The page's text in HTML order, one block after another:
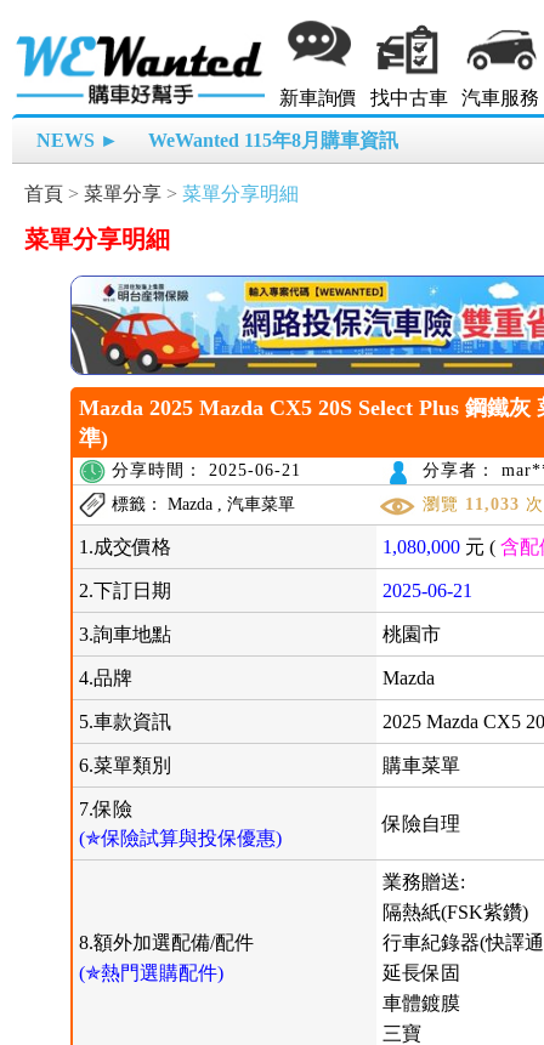
新車詢價 找中古車 汽車服務
NEWS ► WeWanted 115年8月購車資訊
首頁 > 菜單分享 > 菜單分享明細
菜單分享明細
Mazda 2025 Mazda CX5 20S Select Plus 鋼鐵灰
準)
分享時間： 2025-06-21
分享者：
標籤： Mazda , 汽車菜單
瀏覽 11,033 次
1.成交價格 1,080,000 元 (含配
2.下訂日期 2025-06-21
3.詢車地點 桃園市
4.品牌 Mazda
5.車款資訊 2025 Mazda CX5
6.菜單類別 購車菜單
7.保險
(✯保險試算與投保優惠)
保險自理
8.額外加選配備/配件
(✯熱門選購配件)
業務贈送:
隔熱紙(FSK紫鑽)
行車紀錄器(快譯
延長保固
車體鍍膜
三寶